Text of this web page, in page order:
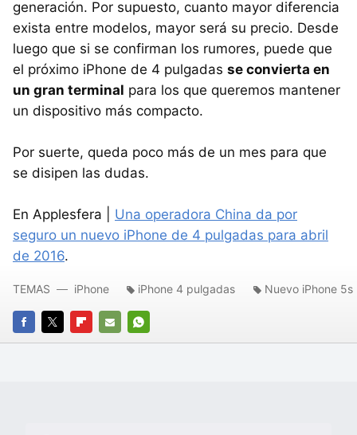
generación. Por supuesto, cuanto mayor diferencia
exista entre modelos, mayor será su precio. Desde
luego que si se confirman los rumores, puede que
el próximo iPhone de 4 pulgadas se convierta en
un gran terminal para los que queremos mantener
un dispositivo más compacto.
Por suerte, queda poco más de un mes para que
se disipen las dudas.
En Applesfera | Una operadora China da por
seguro un nuevo iPhone de 4 pulgadas para abril
de 2016.
FACEBOOK
TWITTERFLIPBOARD
E-
WHATSAPP
TEMAS iPhone iPhone 4 pulgadas Nuevo iPhone 5s